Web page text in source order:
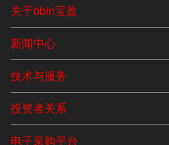
关于bbin宝盈
新闻中心
技术与服务
投资者关系
电子采购平台